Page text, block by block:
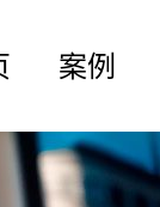
案例